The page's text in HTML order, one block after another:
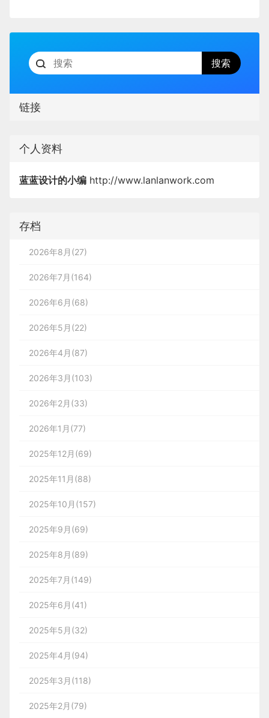
链接
个人资料
蓝蓝设计的小编 http://www.lanlanwork.com
存档
2026年8月(27)
2026年7月(164)
2026年6月(68)
2026年5月(22)
2026年4月(87)
2026年3月(103)
2026年2月(33)
2026年1月(77)
2025年12月(69)
2025年11月(88)
2025年10月(157)
2025年9月(69)
2025年8月(89)
2025年7月(149)
2025年6月(41)
2025年5月(32)
2025年4月(94)
2025年3月(118)
2025年2月(79)